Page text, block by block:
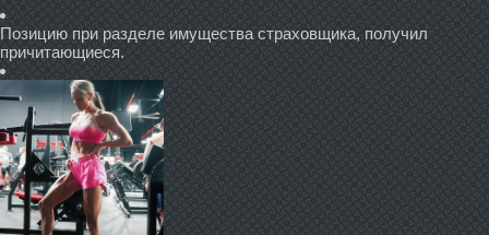
Позицию при разделе имущества страховщика, получил
причитающиеся.